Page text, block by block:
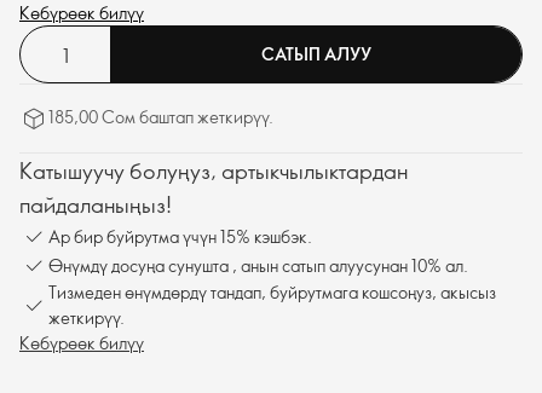
Көбүрөөк билүү
САТЫП АЛУУ
185,00 Сом баштап жеткирүү.
Катышуучу болуңуз, артыкчылыктардан
пайдаланыңыз!
Ар бир буйрутма үчүн 15% кэшбэк.
Өнүмдү досуңа сунушта , анын сатып алуусунан 10% ал.
Тизмеден өнүмдөрдү тандап, буйрутмага кошсоңуз, акысыз
жеткирүү.
Көбүрөөк билүү